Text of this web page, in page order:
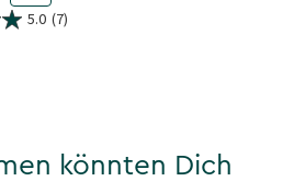
5.0 (7)
könnten Dich